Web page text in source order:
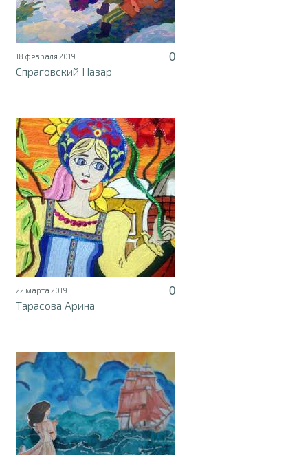
18 февраля 2019
0
Спраговский Назар
22 марта 2019
0
Тарасова Арина